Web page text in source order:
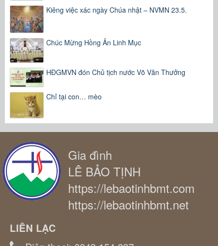
Kiêng việc xác ngày Chúa nhật – NVMN 23.5.
Chúc Mừng Hồng Ân Linh Mục
HĐGMVN đón Chủ tịch nước Võ Văn Thưởng
Chỉ tại con… mèo
Gia đình
LÊ BẢO TỊNH
https://lebaotinhbmt.com
https://lebaotinhbmt.net
LIÊN LẠC